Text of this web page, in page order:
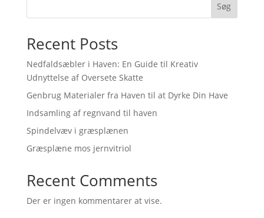
Søg
Recent Posts
Nedfaldsæbler i Haven: En Guide til Kreativ
Udnyttelse af Oversete Skatte
Genbrug Materialer fra Haven til at Dyrke Din Have
Indsamling af regnvand til haven
Spindelvæv i græsplænen
Græsplæne mos jernvitriol
Recent Comments
Der er ingen kommentarer at vise.